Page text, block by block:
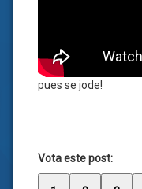
pues se jode!
Vota este post: